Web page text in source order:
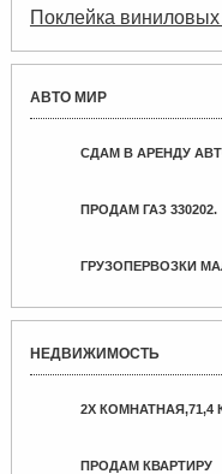
Поклейка
АВТО МИР
СДАМ В АРЕНДУ
ПРОДАМ ГАЗ 330202.
ГРУЗОПЕРВОЗКИ
НЕДВИЖИМОСТЬ
2Х КОМНАТНАЯ,71,4
ПРОДАМ КВАРТИРУ